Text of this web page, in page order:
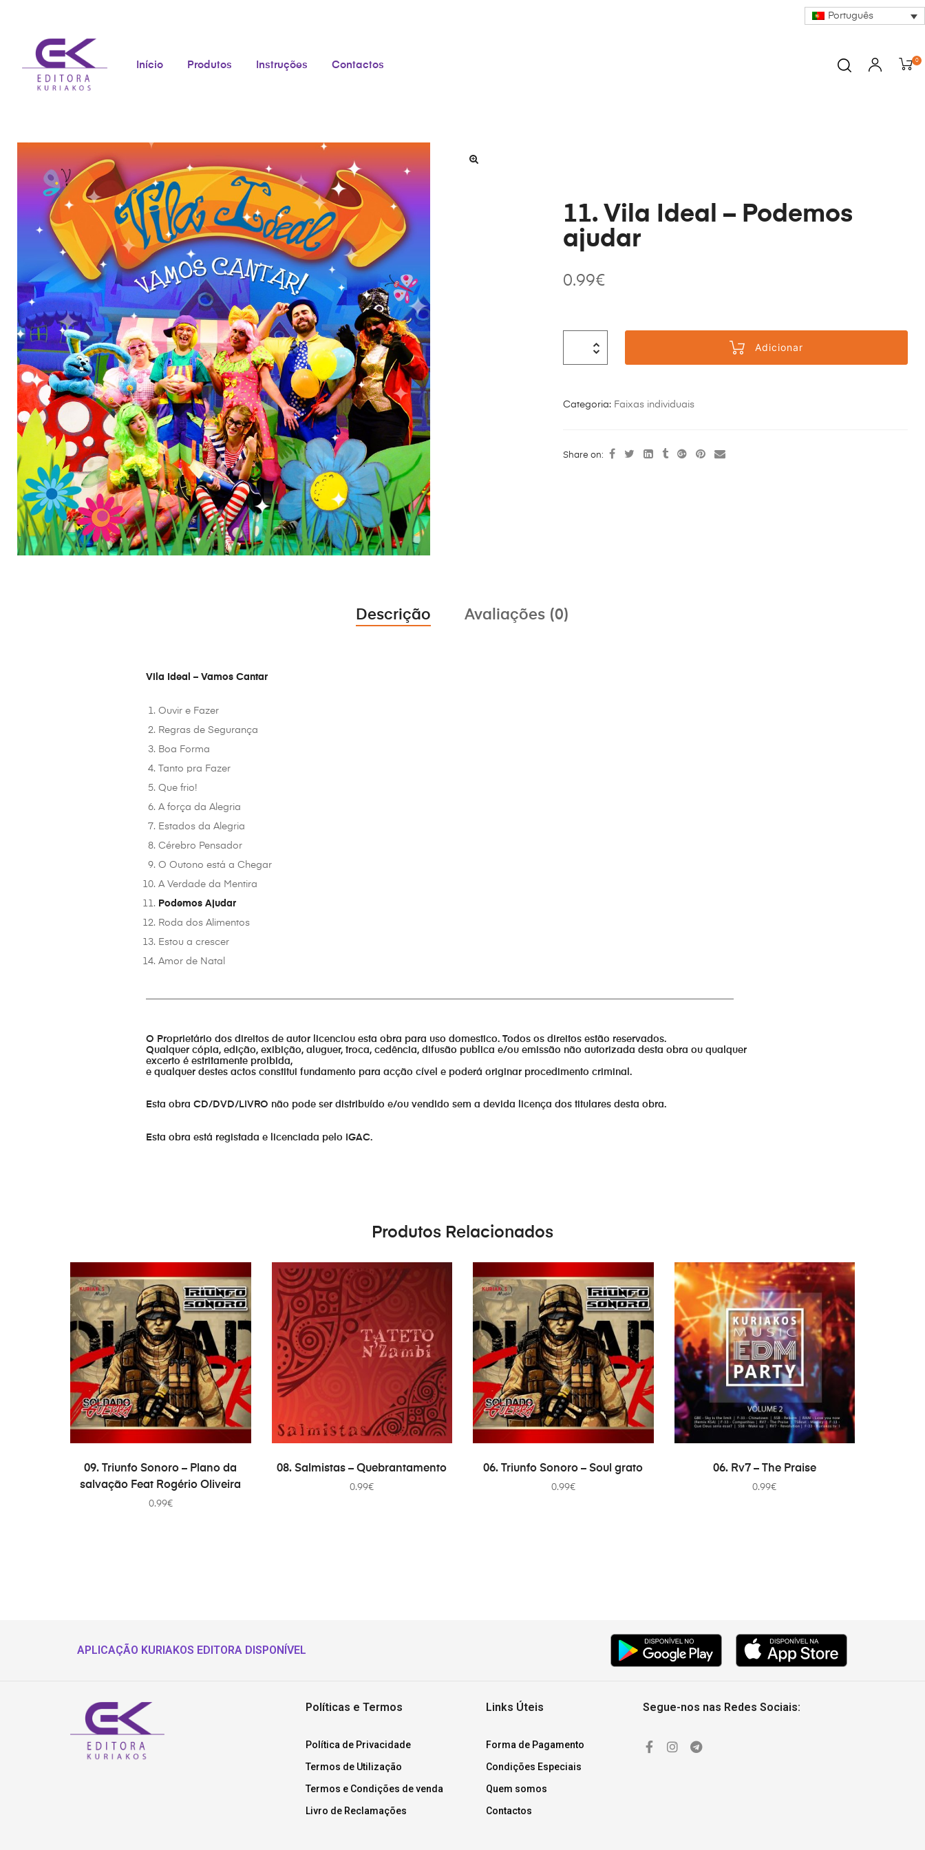
Português
Início Produtos Instruções Contactos 0
11. Vila Ideal – Podemos
ajudar
0.99€
Adicionar
Categoria: Faixas individuais
Share on:
Descrição Avaliações (0)
Vila Ideal – Vamos Cantar
Ouvir e Fazer
Regras de Segurança
Boa Forma
Tanto pra Fazer
Que frio!
A força da Alegria
Estados da Alegria
Cérebro Pensador
O Outono está a Chegar
A Verdade da Mentira
Podemos Ajudar
Roda dos Alimentos
Estou a crescer
Amor de Natal
O Proprietário dos direitos de autor licenciou esta obra para uso domestico. Todos os direitos estão reservados.
Qualquer cópia, edição, exibição, aluguer, troca, cedência, difusão publica e/ou emissão não autorizada desta obra ou qualquer
excerto é estritamente proibida,
e qualquer destes actos constitui fundamento para acção cível e poderá originar procedimento criminal.
Esta obra CD/DVD/LIVRO não pode ser distribuído e/ou vendido sem a devida licença dos titulares desta obra.
Esta obra está registada e licenciada pelo IGAC.
Produtos Relacionados
ADICIONAR
09. Triunfo Sonoro – Plano da
salvação Feat Rogério Oliveira
0.99€
ADICIONAR
08. Salmistas – Quebrantamento
0.99€
ADICIONAR
06. Triunfo Sonoro – Soul grato
0.99€
ADICIONAR
06. Rv7 – The Praise
0.99€
APLICAÇÃO KURIAKOS EDITORA DISPONÍVEL
Políticas e Termos
Política de Privacidade
Termos de Utilização
Termos e Condições de venda
Livro de Reclamações
Links Úteis
Forma de Pagamento
Condições Especiais
Quem somos
Contactos
Segue-nos nas Redes Sociais: